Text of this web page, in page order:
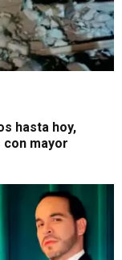
hasta hoy,
mayor